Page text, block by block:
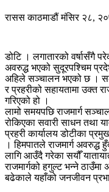
राससकाठमाडौंमंसिर २८,
डोटि । लगातारको वर्षासँगै
अवरुद्ध भएको सुदूरपश्चिम
अहिले सञ्चालन भएको छ ।
र प्रहरीको सहायतामा उक्त
गरिएको हो ।
लामो समयपछि राजमार्ग
रोकिएका सवारी साधन तथा
प्रहरी कार्यालय डोटीका
। हिमपातले राजमार्ग अवरुद्ध
लागि आउँदै गरेका सयौँ
राजमार्गको हगुल्ट भन्ने
बढेकाले यहाँको जनजीवन